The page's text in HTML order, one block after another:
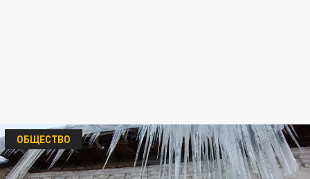
ОБЩЕСТВО